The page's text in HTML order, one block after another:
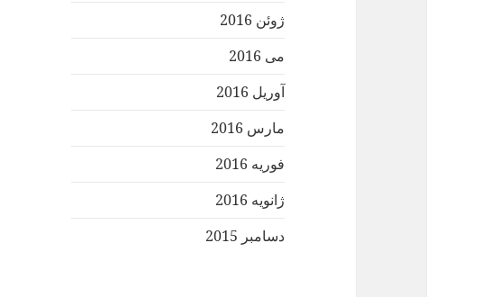
ژوئن 2016
می 2016
آوریل 2016
مارس 2016
فوریه 2016
ژانویه 2016
دسامبر 2015